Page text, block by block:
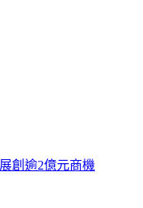
創逾2億元商機